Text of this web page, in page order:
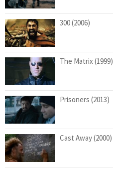
300 (2006)
The Matrix (1999)
Prisoners (2013)
Cast Away (2000)